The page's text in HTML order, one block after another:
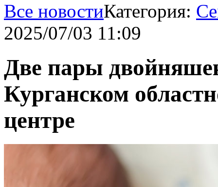
Все новостиКатегория:
2025/07/03 11:09
Две пары
Курганском
центре